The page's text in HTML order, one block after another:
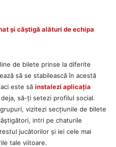
și câștigă alături de echipa
de bilete prinse la diferite
să se stabilească în acestă
este să instalezi aplicația
deja, să-ți setezi profilul social.
vizitezi secțiunile de bilete
intri pe chaturile
jucătorilor și iei cele mai
tale viitoare.